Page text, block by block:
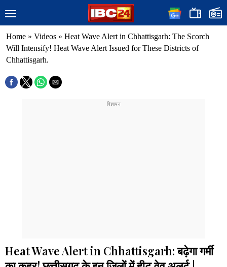
Home » Videos » Heat Wave Alert in Chhattisgarh: The Scorch
Will Intensify! Heat Wave Alert Issued for These Districts of
Chhattisgarh.
Heat Wave Alert in Chhattisgarh: बढ़ेगा गर्मी